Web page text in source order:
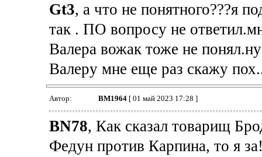
Gt3, а что не понятного???я
так . ПО вопросу не
Валера вожак тоже не
Валеру мне еще раз скажу
Автор: BM1964[ 01 май 2023 17:28 ]
BN78, Как сказал товарищ
Федун против Карпина, то я